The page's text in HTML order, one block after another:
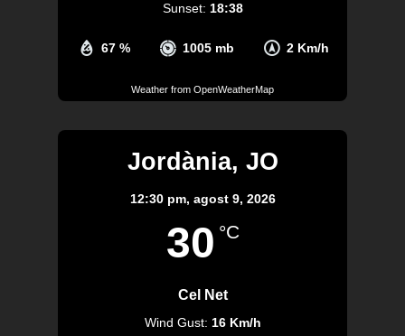
67 % 1005 mb 2 Km/h
Sunset: 18:38
Weather from OpenWeatherMap
Jordània, JO
12:30 pm, agost 9, 2026
30 °C
Cel Net
Wind Gust: 16 Km/h